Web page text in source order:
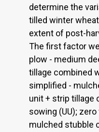
determine the
tilled winter
extent of post-
The first factor
plow - medium
tillage combined
simplified -
unit + strip tillage
sowing (UU);
mulched stubble